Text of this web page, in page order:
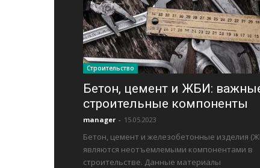
Строительство
Бетон, цемент и ЖБИ:
строительные компоненты
manager - 15.05.2023
Бетон, цемент и железобетонные изделия
являются неотъемлемыми компонентами в
строительстве. Данные материалы